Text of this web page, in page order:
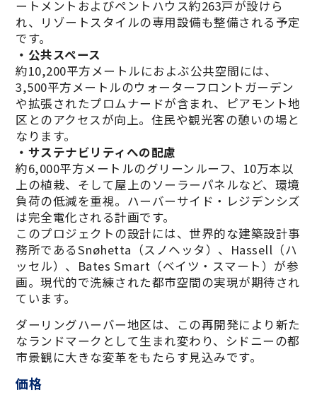
ートメントおよびペントハウス約263戸が設けら
れ、リゾートスタイルの専用設備も整備される予定
です。
・公共スペース
約10,200平方メートルにおよぶ公共空間には、
3,500平方メートルのウォーターフロントガーデン
や拡張されたプロムナードが含まれ、ピアモント地
区とのアクセスが向上。住民や観光客の憩いの場と
なります。
・サステナビリティへの配慮
約6,000平方メートルのグリーンルーフ、10万本以
上の植栽、そして屋上のソーラーパネルなど、環境
負荷の低減を重視。ハーバーサイド・レジデンシズ
は完全電化される計画です。
このプロジェクトの設計には、世界的な建築設計事
務所であるSnøhetta（スノヘッタ）、Hassell（ハ
ッセル）、Bates Smart（ベイツ・スマート）が参
画。現代的で洗練された都市空間の実現が期待され
ています。
ダーリングハーバー地区は、この再開発により新た
なランドマークとして生まれ変わり、シドニーの都
市景観に大きな変革をもたらす見込みです。
価格